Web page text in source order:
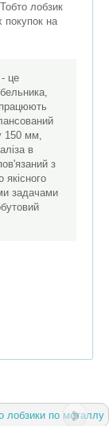
лобзик
покупок на
це
150 мм,
в
з
задачами
лобзики по металлу